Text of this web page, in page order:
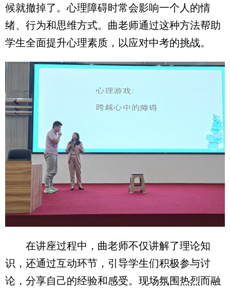
候就撤掉了。心理障碍时常会影响一个人的情
绪、行为和思维方式。曲老师通过这种方法帮助
学生全面提升心理素质，以应对中考的挑战。
在讲座过程中，曲老师不仅讲解了理论知
识，还通过互动环节，引导学生们积极参与讨
论，分享自己的经验和感受。现场氛围热烈而融